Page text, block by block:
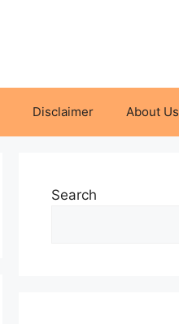
Disclaimer About Us
Search